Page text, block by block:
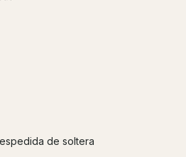
de soltera